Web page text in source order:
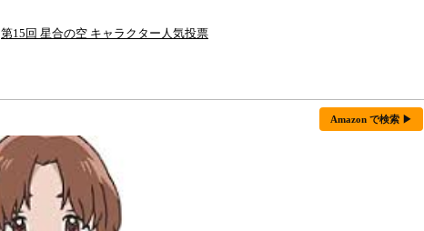
第15回 星合の空 キャラクター人気投票
Amazon で検索 ▶